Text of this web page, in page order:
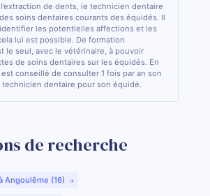
de dents, le technicien dentaire
soins dentaires courants des équidés. Il
les potentielles affections et les
lui est possible. De formation
le seul, avec le vétérinaire, à pouvoir
de soins dentaires sur les équidés. En
conseillé de consulter 1 fois par an son
dentaire pour son équidé.
de recherche
Angoulême (16)